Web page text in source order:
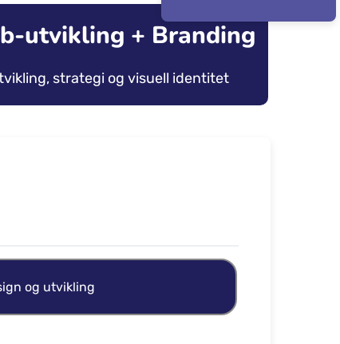
utvikling + Branding
strategi og visuell identitet
og utvikling